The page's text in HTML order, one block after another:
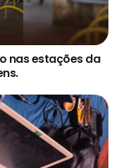
nas estações da